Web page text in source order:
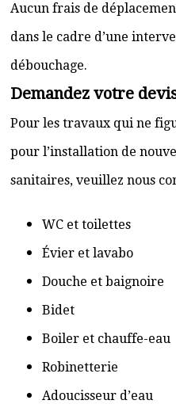
Aucun frais de
dans le cadre d’une
débouchage.
Demandez votre
Pour les travaux qui ne
pour l’installation de
sanitaires, veuillez nous
WC et toilettes
Évier et lavabo
Douche et baignoire
Bidet
Boiler et chauffe-eau
Robinetterie
Adoucisseur d’eau